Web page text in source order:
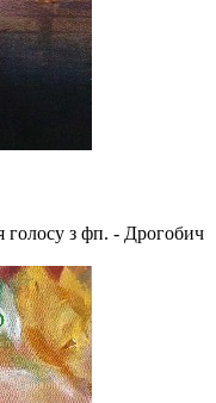
голосу з фп. - Дрогобич